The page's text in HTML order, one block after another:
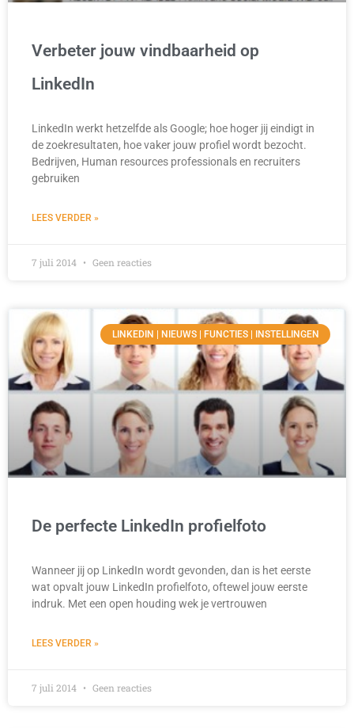
Verbeter jouw vindbaarheid op
LinkedIn
LinkedIn werkt hetzelfde als Google; hoe hoger jij eindigt in
de zoekresultaten, hoe vaker jouw profiel wordt bezocht.
Bedrijven, Human resources professionals en recruiters
gebruiken
LEES VERDER »
7 juli 2014 Geen reacties
LINKEDIN | NIEUWS | FUNCTIES | INSTELLINGEN
De perfecte LinkedIn profielfoto
Wanneer jij op LinkedIn wordt gevonden, dan is het eerste
wat opvalt jouw LinkedIn profielfoto, oftewel jouw eerste
indruk. Met een open houding wek je vertrouwen
LEES VERDER »
7 juli 2014 Geen reacties